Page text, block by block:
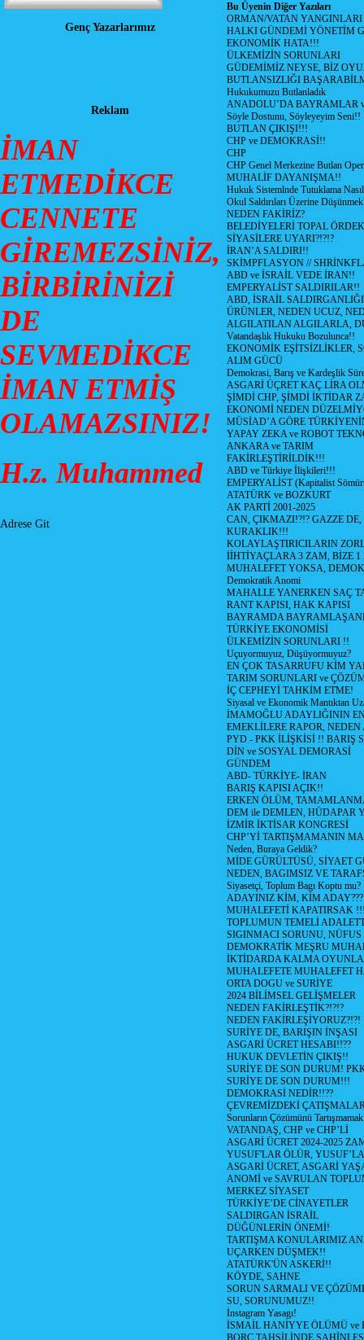
Genç Yazarlarımız
Reklam
İMAN
ETMEDİKCE
CENNETE
GİREMEZSİNİZ,
BİRBİRİNİZİ
DE
SEVMEDİKCE
İMAN ETMİŞ
OLAMAZSINIZ!
H.z. Muhammed
Adrese Git
Bu Üyenin Diğer Yazıları
ORMAN/VATAN
HALKI GÜNDEMİ YÖNETİM
EKONOMİK HATA!!!
ÜLKEMİZİN SORUNLARI
GÜDEMİMİZ NEYSE, BİZ
BUTLANSIZLIĞI
Hukukumuzu Butlanladık
ANADOLU’DA BAYRAMLAR
Söyle Dostunu, Söyleyeyim Seni!!
BUTLAN ÇIKIŞI!!!
CHP ve DEMOKRASİ!!
CHP
CHP Genel Merkezine Butlan
MUHALİF DAYANIŞMA!!
Hukuk Sistemlnde Tutuklama
Okul Saldırıları Üzerine
NEDEN FAKİRİZ?
BELEDİYELERİ TOPAL
SİYASİLERE UYARI?!?!?
İRAN’A SALDIRI!!
SKİMPFLASYON //
ABD ve İSRAİL VEDE İRAN!!
EMPERYALİST SALDIRILAR!!
ABD, İSRAİL SALDIRGANLIĞI
ÜRÜNLER, NEDEN UCUZ,
ALGILATILAN ALGILARLA,
Vatandaşlık Hukuku Bozulunca!!
EKONOMİK EŞİTSİZLİKLER,
ALIM GÜCÜ
Demokrasi, Barış ve Kardeşlik
ASGARİ ÜÇRET KAÇ LİRA
ŞİMDİ CHP, ŞİMDİ İKTİDAR
EKONOMİ NEDEN
MÜSİAD’A GÖRE
YAPAY ZEKA ve ROBOT
ANKARA ve TARIM
FAKİRLEŞTİRİLDİK!!!
ABD ve Türkiye İlişkileri!!!
EMPERYALİST (Kapitalist
ATATÜRK ve BOZKURT
AK PARTİ 2001-2025
CAN, ÇIKMAZI!?!? GAZZE
KURAKLIK!!!
KOLAYLAŞTIRICILARIN
İİHTİYAÇLARA 3 ZAM, BİZE
MUHALEFET YOKSA,
Demokratik Anomi
MAHALLE YANERKEN SAÇ
RANT KAPISI, HAK KAPISI
BAYRAMDA
TÜRKİYE EKONOMİSİ
ÜLKEMİZİN SORUNLARI !!
Uçuyormuyuz, Düşüyormuyuz?
EN ÇOK TASARRUFU KİM
TARIM SORUNLARI ve
İÇ CEPHEYİ TAHKİM ETME!
Siyasal ve Ekonomik Mantıktan
İMAMOĞLU ADAYLIĞININ
EMEKLİLERE RAPOR,
PYD - PKK İLİŞKİSİ !! BARIŞ
DİN ve SOSYAL DEMORASİ
GÜNDEM
ABD- TÜRKİYE- İRAN
BARIŞ KAPISI AÇIK!!
ERKEN ÖLÜM,
DEM ile DEMLEN, HÜDAPAR
İZMİR İKTİSAR KONGRESİ
CHP’Yİ TARTIŞMAMANIN
Neden, Buraya Geldik?
MİDE GÜRÜLTÜSÜ, SİYAET
NEDEN, BAGIMSIZ VE
Siyasetçi, Toplum Bagı Koptu mu?
ADAYINIZ KİM, KİM ADAY???
MUHALEFETİ KAPATIRSAK
TOPLUMUN TEMELİ
SIGINMACI SORUNU,
DEMOKRATİK MEŞRU
İKTİDARDA KALMA
MUHALEFETE MUHALEFET
ORTA DOGU ve SURİYE
2024 BİLİMSEL GELİŞMELER
NEDEN FAKİRLEŞTİK?!?!?
NEDEN FAKİRLEŞİYORUZ?!?!
SURİYE DE, BARIŞIN İNŞASI
ASGARİ ÜCRET HESABI!!??
HUKUK DEVLETİN ÇIKIŞ!!
SURİYE DE SON DURUM!
SURİYE DE SON DURUM!!!
DEMOKRASİ NEDİR!!??
ÇEVREMİZDEKİ
Sorunların Çözümünü
VATANDAŞ, CHP ve CHP’Lİ
ASGARİ ÜCRET 2024-2025
YUSUF'LAR ÖLÜR,
ASGARİ ÜCRET, ASGARİ
ANOMİ ve SAVRULAN
MERKEZ SİYASET
TÜRKİYE’DE CİNAYETLER
SALDIRGAN İSRAİL
DÜĞÜNLERİN ÖNEMİ!
TARTIŞMA KONULARIMIZ
UÇARKEN DÜŞMEK!!
ATATÜRK'ÜN ASKERİ!!
KÖYDE, SAHNE
SORUN SARMALI VE
SU, SORUNUMUZ!!
İnstagram Yasagı!
İSMAİL HANİYYE ÖLÜMÜ ve
BORÇ TAHSİLİNDE